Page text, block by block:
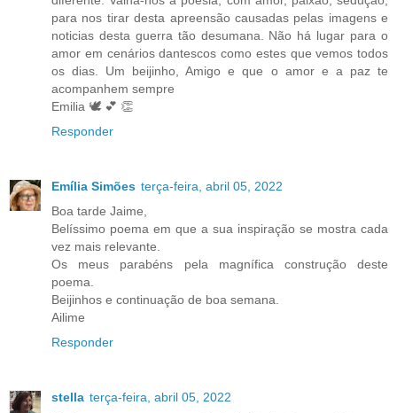
para nos tirar desta apreensão causadas pelas imagens e
noticias desta guerra tão desumana. Não há lugar para o
amor em cenários dantescos como estes que vemos todos
os dias. Um beijinho, Amigo e que o amor e a paz te
acompanhem sempre
Emilia 🕊 💕 👏
Responder
Emília Simões terça-feira, abril 05, 2022
Boa tarde Jaime,
Belíssimo poema em que a sua inspiração se mostra cada
vez mais relevante.
Os meus parabéns pela magnífica construção deste
poema.
Beijinhos e continuação de boa semana.
Ailime
Responder
stella terça-feira, abril 05, 2022